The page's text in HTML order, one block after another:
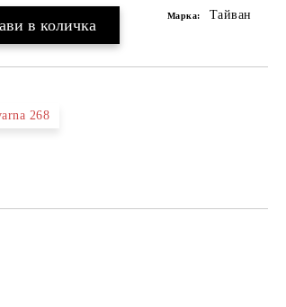
Марка: Тайван
268